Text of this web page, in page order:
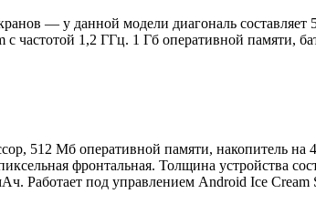
— у данной модели диагональ
с частотой 1,2 ГГц. 1 Гб оперативной памяти,
512 Мб оперативной памяти, накопитель
фронтальная. Толщина устройства
Работает под управлением Android Ice